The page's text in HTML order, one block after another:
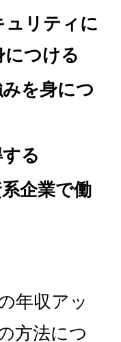
ュリティに
つける
みを身につ
る
企業で働
年収アッ
方法につ